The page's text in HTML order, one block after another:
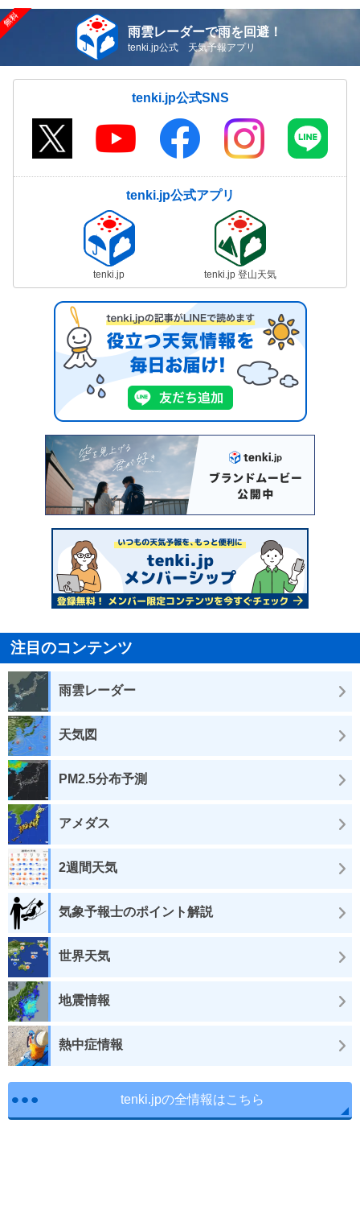
雨雲レーダーで雨を回避！
tenki.jp公式 天気予報アプリ
tenki.jp公式SNS
tenki.jp公式アプリ
tenki.jp tenki.jp 登山天気
注目のコンテンツ
雨雲レーダー
天気図
PM2.5分布予測
アメダス
2週間天気
気象予報士のポイント解説
世界天気
地震情報
熱中症情報
tenki.jpの全情報はこちら